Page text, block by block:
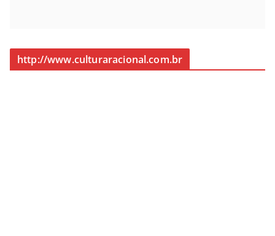
http://www.culturaracional.com.br